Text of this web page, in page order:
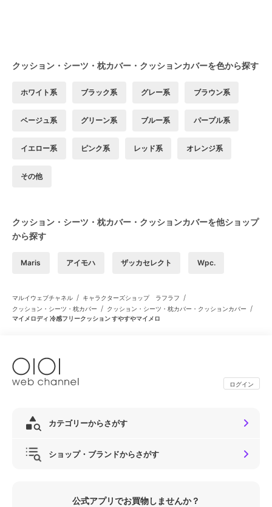
クッション・シーツ・枕カバー・クッションカバーを色から探す
ホワイト系 ブラック系 グレー系 ブラウン系
ベージュ系 グリーン系 ブルー系 パープル系
イエロー系 ピンク系 レッド系 オレンジ系
その他
クッション・シーツ・枕カバー・クッションカバーを他ショップ
から探す
Maris アイモハ ザッカセレクト Wpc.
マルイウェブチャネル / キャラクターズショップ ラフラフ /
クッション・シーツ・枕カバー / クッション・シーツ・枕カバー・クッションカバー /
マイメロディ 冷感フリークッション すやすやマイメロ
ログイン
カテゴリーからさがす
ショップ・ブランドからさがす
公式アプリでお買物しませんか？